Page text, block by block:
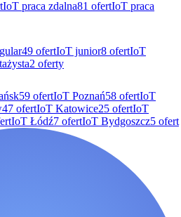
IoT praca zdalna81 ofertIoT praca
49 ofertIoT junior8 ofertIoT
2 oferty
59 ofertIoT Poznań58 ofertIoT
47 ofertIoT Katowice25 ofertIoT
IoT Łódź7 ofertIoT Bydgoszcz5 ofert